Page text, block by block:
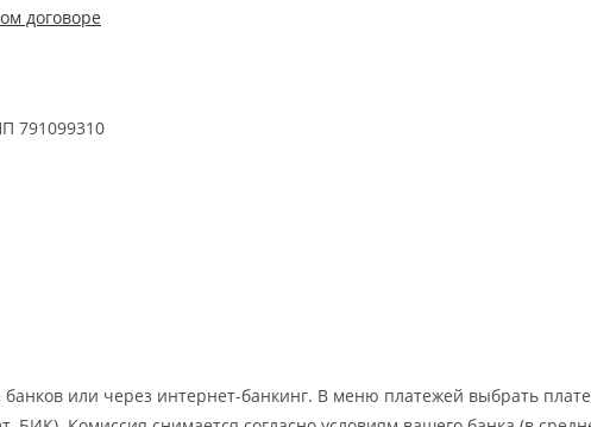
договоре
791099310
или через интернет-банкинг. В меню платежей выбрать